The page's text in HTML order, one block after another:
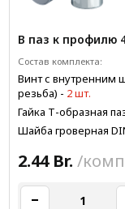
В паз к профилю
Состав комплекта:
Винт с внутренним
резьба) - 2 шт.
Гайка Т-образная
Шайба гроверная
2.44 Br. /